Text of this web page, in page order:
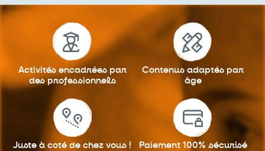
Activités encadrées par
des professionnels
Contenus adaptés par
âge
Juste à coté de chez vous ! Paiement 100% sécurisé